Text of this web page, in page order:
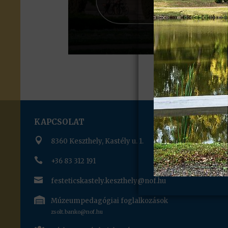
KAPCSOLAT
 8360 Keszthely, Kastély u. 1.
 +36 83 312 191
 festeticskastely.keszthely@nof.hu
 Múzeumpedagógiai foglalkozások
zsolt.banko@nof.hu